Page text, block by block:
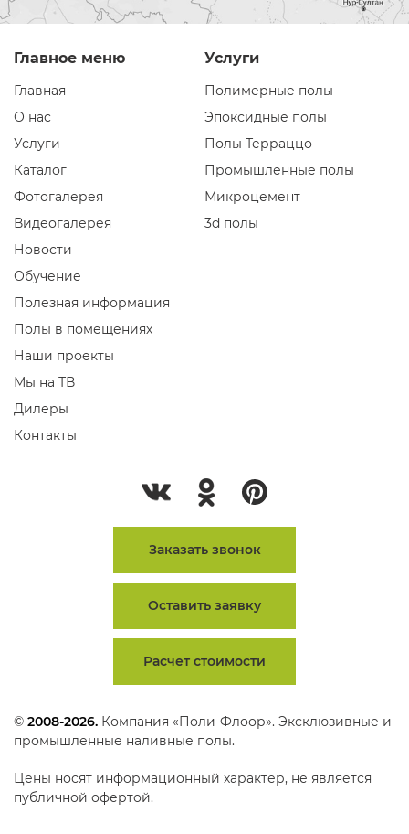
Главное меню
Главная
О нас
Услуги
Каталог
Фотогалерея
Видеогалерея
Новости
Обучение
Полезная информация
Полы в помещениях
Наши проекты
Мы на ТВ
Дилеры
Контакты
Услуги
Полимерные полы
Эпоксидные полы
Полы Терраццо
Промышленные полы
Микроцемент
3d полы
Заказать звонок
Оставить заявку
Расчет стоимости
© 2008-2026. Компания «Поли-Флоор». Эксклюзивные и
промышленные наливные полы.
Цены носят информационный характер, не является
публичной офертой.